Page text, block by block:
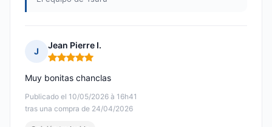
J
Jean Pierre I.
Nota: 5 de 5
Publicado el 10/05/2026 à 16h41
tras una compra de 24/04/2026
Muy bonitas chanclas